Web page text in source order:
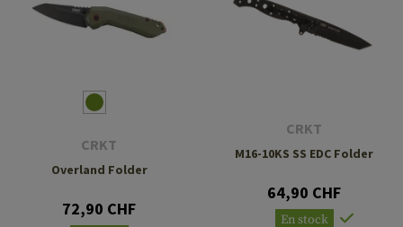
CRKT
Overland Folder
72,90 CHF
CRKT
M16-10KS SS EDC Folder
64,90 CHF
En stock